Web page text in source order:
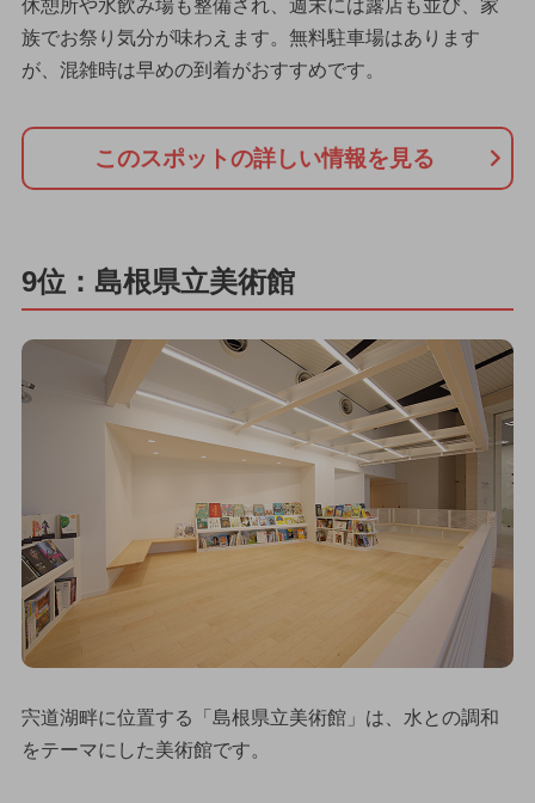
休憩所や水飲み場も整備され、週末には露店も並び、家
族でお祭り気分が味わえます。無料駐車場はあります
が、混雑時は早めの到着がおすすめです。
このスポットの詳しい情報を見る
9位：島根県立美術館
宍道湖畔に位置する「島根県立美術館」は、水との調和
をテーマにした美術館です。